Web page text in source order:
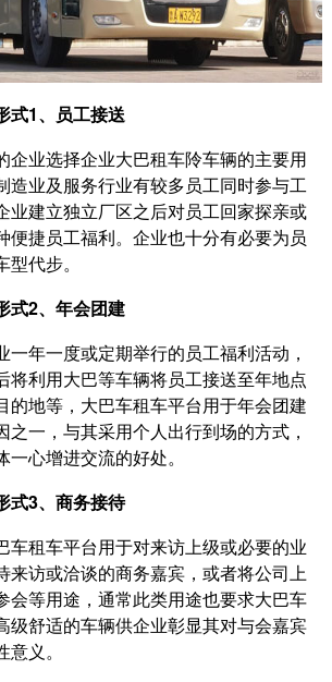
式1、员工接送
企业选择企业大巴租车阾车辆的主要用
造业及服务行业有较多员工同时参与工
业建立独立厂区之后对员工回家探亲或
便捷员工福利。企业也十分有必要为员
代步。
式2、年会团建
一年一度或定期举行的员工福利活动，
将利用大巴等车辆将员工接送至年地点
的地等，大巴车租车平台用于年会团建
之一，与其采用个人出行到场的方式，
心增进交流的好处。
式3、商务接待
车租车平台用于对来访上级或必要的业
来访或洽谈的商务嘉宾，或者将公司上
会等用途，通常此类用途也要求大巴车
级舒适的车辆供企业彰显其对与会嘉宾
义。